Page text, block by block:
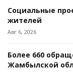
Социальные
жителей
Авг 6, 2026
Более 660
Жамбылской